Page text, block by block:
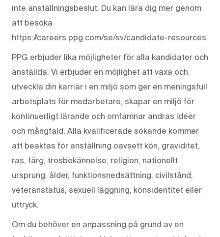
inte anställningsbeslut. Du kan lära dig mer genom
att besöka
https://careers.ppg.com/se/sv/candidate-resources.
PPG erbjuder lika möjligheter för alla kandidater och
anställda. Vi erbjuder en möjlighet att växa och
utveckla din karriär i en miljö som ger en meningsfull
arbetsplats för medarbetare, skapar en miljö för
kontinuerligt lärande och omfamnar andras idéer
och mångfald. Alla kvalificerade sökande kommer
att beaktas för anställning oavsett kön, graviditet,
ras, färg, trosbekännelse, religion, nationellt
ursprung, ålder, funktionsnedsättning, civilstånd,
veteranstatus, sexuell läggning, könsidentitet eller
uttryck.
Om du behöver en anpassning på grund av en